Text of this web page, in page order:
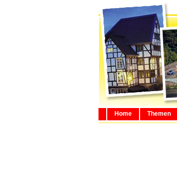
Home Themen